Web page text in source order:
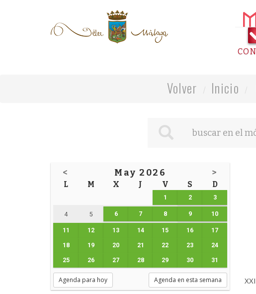
Volver Inicio
< May 2026 >
L M X J V S D
1 2 3
4 5 6 7 8 9 10
11 12 13 14 15 16 17
18 19 20 21 22 23 24
25 26 27 28 29 30 31
Agenda para hoy Agenda en esta semana